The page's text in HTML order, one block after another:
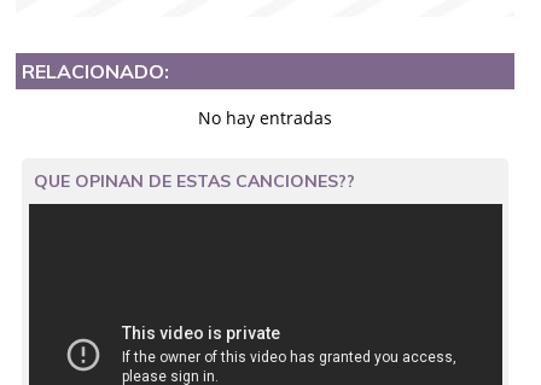
RELACIONADO:
No hay entradas
QUE OPINAN DE ESTAS CANCIONES??